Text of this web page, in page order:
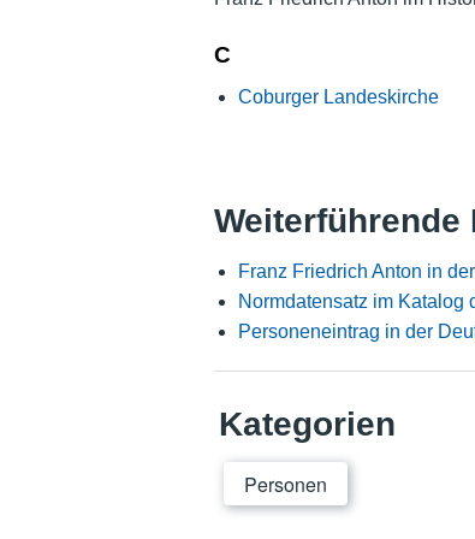
C
Coburger Landeskirche
Weiterführende
Franz Friedrich Anton in
Normdatensatz im Katalog
Personeneintrag in der
Kategorien
Personen